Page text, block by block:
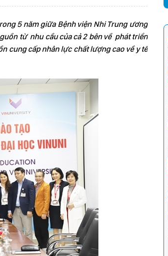
5 năm giữa Bệnh viện Nhi Trung ương
từ nhu cầu của cả 2 bên về phát triển
cung cấp nhân lực chất lượng cao về y tế